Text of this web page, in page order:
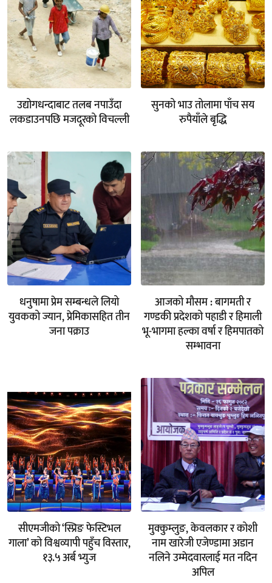
उद्योगधन्दाबाट तलब नपाउँदा
लकडाउनपछि मजदूरको विचल्ली
सुनको भाउ तोलामा पाँच सय
रुपैयाँले बृद्धि
धनुषामा प्रेम सम्बन्धले लियो
युवकको ज्यान, प्रेमिकासहित तीन
जना पक्राउ
आजको मौसम : बागमती र
गण्डकी प्रदेशको पहाडी र हिमाली
भू-भागमा हल्का वर्षा र हिमपातको
सम्भावना
सीएमजीको ‘स्प्रिङ फेस्टिभल
गाला’ को विश्वव्यापी पहुँच विस्तार,
१३.५ अर्ब भ्युज
मुक्कुम्लुङ, केवलकार र कोशी
नाम खारेजी एजेण्डामा अडान
नलिने उम्मेदवारलाई मत नदिन
अपिल